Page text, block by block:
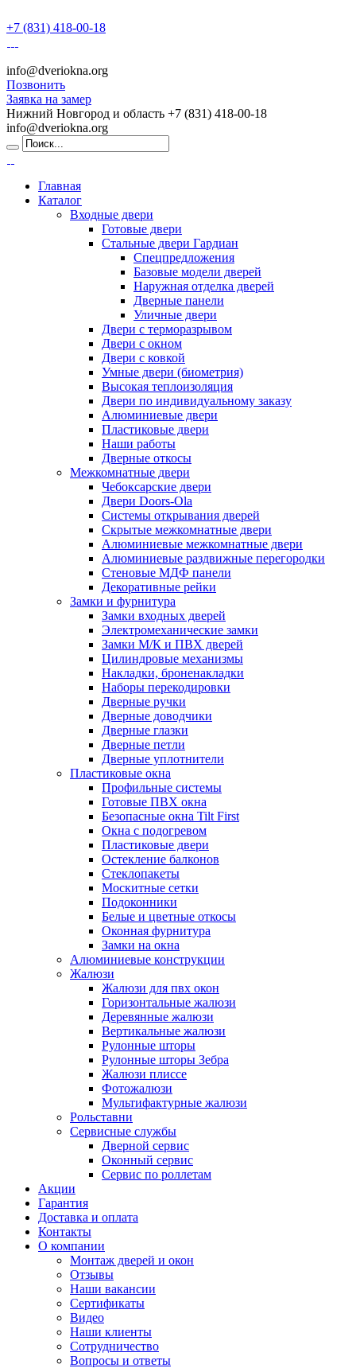
+7 (831) 418-00-18
info@dveriokna.org
Позвонить
Заявка на замер
Нижний Новгород и область +7 (831) 418-00-18
info@dveriokna.org
Главная
Каталог
Входные двери
Готовые двери
Стальные двери Гардиан
Спецпредложения
Базовые модели дверей
Наружная отделка дверей
Дверные панели
Уличные двери
Двери с терморазрывом
Двери с окном
Двери с ковкой
Умные двери (биометрия)
Высокая теплоизоляция
Двери по индивидуальному заказу
Алюминиевые двери
Пластиковые двери
Наши работы
Дверные откосы
Межкомнатные двери
Чебоксарские двери
Двери Doors-Ola
Системы открывания дверей
Скрытые межкомнатные двери
Алюминиевые межкомнатные двери
Алюминиевые раздвижные перегородки
Стеновые МДФ панели
Декоративные рейки
Замки и фурнитура
Замки входных дверей
Электромеханические замки
Замки М/К и ПВХ дверей
Цилиндровые механизмы
Накладки, броненакладки
Наборы перекодировки
Дверные ручки
Дверные доводчики
Дверные глазки
Дверные петли
Дверные уплотнители
Пластиковые окна
Профильные системы
Готовые ПВХ окна
Безопасные окна Tilt First
Окна с подогревом
Пластиковые двери
Остекление балконов
Стеклопакеты
Москитные сетки
Подоконники
Белые и цветные откосы
Оконная фурнитура
Замки на окна
Алюминиевые конструкции
Жалюзи
Жалюзи для пвх окон
Горизонтальные жалюзи
Деревянные жалюзи
Вертикальные жалюзи
Рулонные шторы
Рулонные шторы Зебра
Жалюзи плиссе
Фотожалюзи
Мультифактурные жалюзи
Рольставни
Сервисные службы
Дверной сервис
Оконный сервис
Сервис по роллетам
Акции
Гарантия
Доставка и оплата
Контакты
О компании
Монтаж дверей и окон
Отзывы
Наши вакансии
Сертификаты
Видео
Наши клиенты
Сотрудничество
Вопросы и ответы